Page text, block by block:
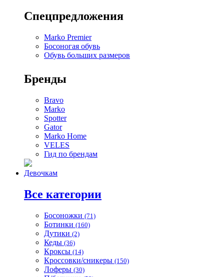
Спецпредложения
Marko Premier
Босоногая обувь
Обувь больших размеров
Бренды
Bravo
Marko
Spotter
Gator
Marko Home
VELES
Гид по брендам
Девочкам
Все категории
Босоножки (71)
Ботинки (160)
Дутики (2)
Кеды (36)
Кроксы (14)
Кроссовки/сникеры (150)
Лоферы (30)